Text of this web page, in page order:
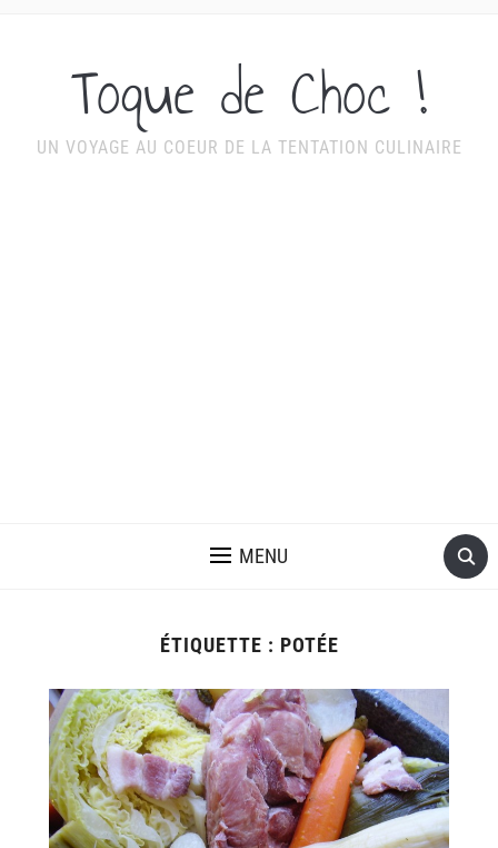
Toque de Choc !
UN VOYAGE AU COEUR DE LA TENTATION CULINAIRE
MENU
ÉTIQUETTE : POTÉE